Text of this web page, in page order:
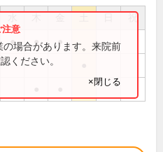
祝
● ● ●
場合があります。来院前
ください。
×閉じる